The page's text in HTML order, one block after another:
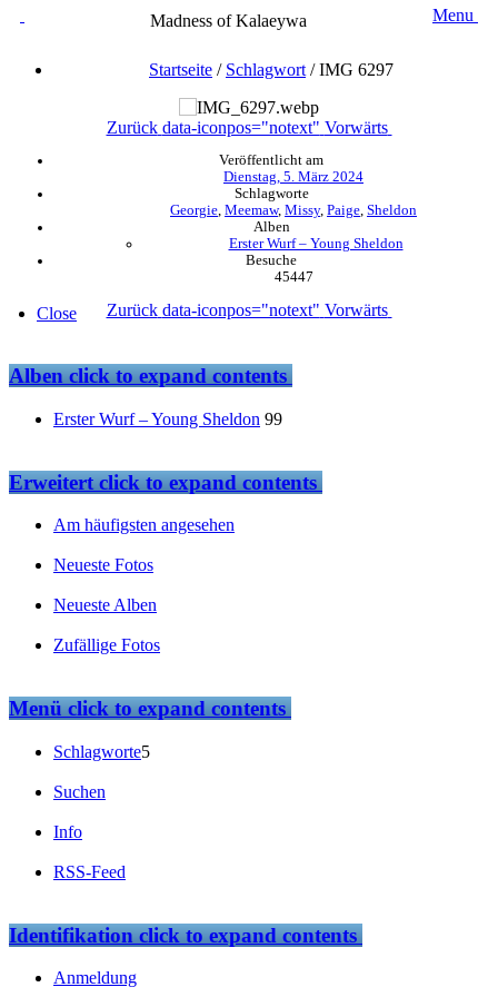
Madness of Kalaeywa Menu
Startseite / Schlagwort /IMG 6297
Zurück data-iconpos="notext" Vorwärts
Veröffentlicht am
Dienstag, 5. März 2024
Schlagworte
Georgie Meemaw, Missy, Paige Sheldon
Alben
Erster Wurf – Young Sheldon
Besuche
45447
Zurück data-iconpos="notext" Vorwärts
Close
Albenclick to expand contents
Erster Wurf – Young Sheldon 99
Erweitertclick to expand contents
Am häufigsten angesehen
Neueste Fotos
Neueste Alben
Zufällige Fotos
Menüclick to expand contents
Schlagworte5
Suchen
Info
RSS-Feed
Identifikationclick to expand contents
Anmeldung